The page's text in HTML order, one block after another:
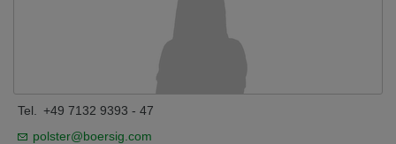
Tel.
+49 7132 9393 - 47
polster@boersig.com